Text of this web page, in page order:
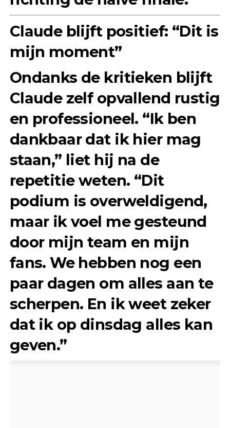
Claude blijft positief: “Dit is
mijn moment”
Ondanks de kritieken blijft
Claude zelf opvallend rustig
en professioneel. “Ik ben
dankbaar dat ik hier mag
staan,” liet hij na de
repetitie weten. “Dit
podium is overweldigend,
maar ik voel me gesteund
door mijn team en mijn
fans. We hebben nog een
paar dagen om alles aan te
scherpen. En ik weet zeker
dat ik op dinsdag alles kan
geven.”